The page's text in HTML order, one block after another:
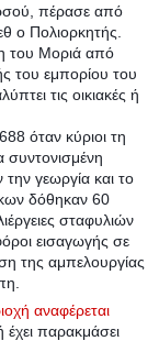
πέρασε από
ο Πολιορκητής.
του Μοριά από
του εμπορίου του
τις οικιακές ή
όταν κύριοι τη
συντονισμένη
γεωργία και το
δόθηκαν 60
σταφυλιών
εισαγωγής σε
της αμπελουργίας
αναφέρεται
έχει παρακμάσει